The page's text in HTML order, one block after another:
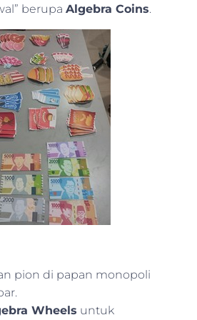
berupa Algebra Coins.
pion di papan monopoli
Wheels untuk